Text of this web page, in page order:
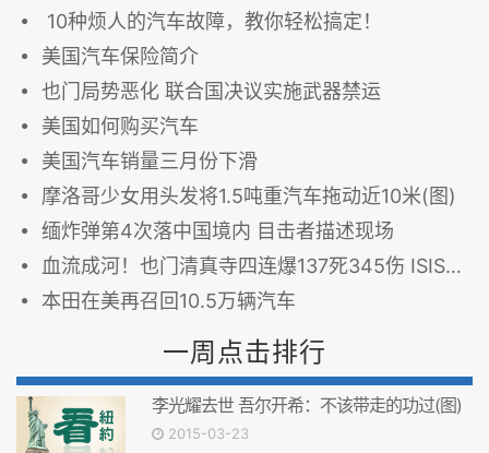
10种烦人的汽车故障，教你轻松搞定！
美国汽车保险简介
也门局势恶化 联合国决议实施武器禁运
美国如何购买汽车
美国汽车销量三月份下滑
摩洛哥少女用头发将1.5吨重汽车拖动近10米(图)
缅炸弹第4次落中国境内 目击者描述现场
血流成河！也门清真寺四连爆137死345伤 ISIS“认领”袭击
本田在美再召回10.5万辆汽车
一周点击排行
李光耀去世 吾尔开希：不该带走的功过(图)
2015-03-23